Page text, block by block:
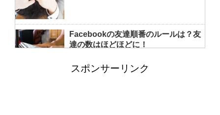
Facebookの友達順番のルールは？友
達の数はほどほどに！
スポンサーリンク